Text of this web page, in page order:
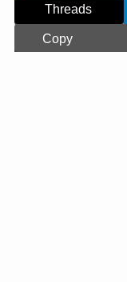
Threads
Copy